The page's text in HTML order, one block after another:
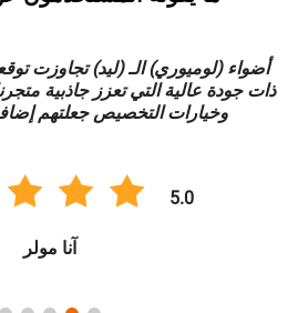
أضواء (لوميوري) الـ (ليد) تجاوزت
ذات جودة عالية التي تعزز جاذبية
وخيارات التخصيص جعلتهم
5.0
آنا مولر